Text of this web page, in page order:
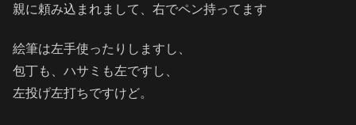
親に頼み込まれまして、右でペン持ってます
絵筆は左手使ったりしますし、
包丁も、ハサミも左ですし、
左投げ左打ちですけど。